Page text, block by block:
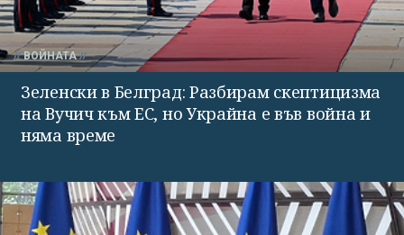
ВОЙНАТА
Зеленски в Белград: Разбирам скептицизма
на Вучич към ЕС, но Украйна е във война и
няма време